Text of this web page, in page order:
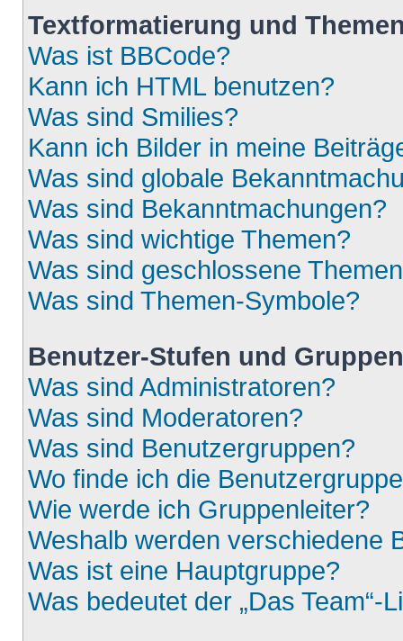
Textformatierung und
Was ist BBCode?
Kann ich HTML benutzen?
Was sind Smilies?
Kann ich Bilder in meine
Was sind globale
Was sind Bekanntmachungen?
Was sind wichtige Themen?
Was sind geschlossene
Was sind Themen-Symbole?
Benutzer-Stufen und Gruppen
Was sind Administratoren?
Was sind Moderatoren?
Was sind Benutzergruppen?
Wo finde ich die
Wie werde ich Gruppenleiter?
Weshalb werden verschiedene
Was ist eine Hauptgruppe?
Was bedeutet der „Das Team“-